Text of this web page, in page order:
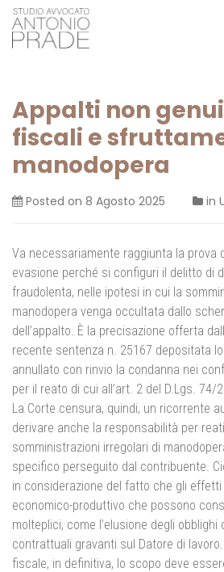
Appalti non
fiscali e
manodopera
Posted on 8 Agosto 2025 in
Va necessariamente raggiunta la prova
evasione perché si configuri il delitto di
fraudolenta, nelle ipotesi in cui la
manodopera venga occultata dallo
dell’appalto. È la precisazione offerta
recente sentenza n. 25167 depositata
annullato con rinvio la condanna nei
per il reato di cui all’art. 2 del D.Lgs. 74/
La Corte censura, quindi, un ricorrente
derivare anche la responsabilità per
somministrazioni irregolari di
specifico perseguito dal contribuente.
in considerazione del fatto che gli
economico-produttivo che possono
molteplici, come l’elusione degli obblighi
contrattuali gravanti sul Datore di
fiscale, in definitiva, lo scopo deve